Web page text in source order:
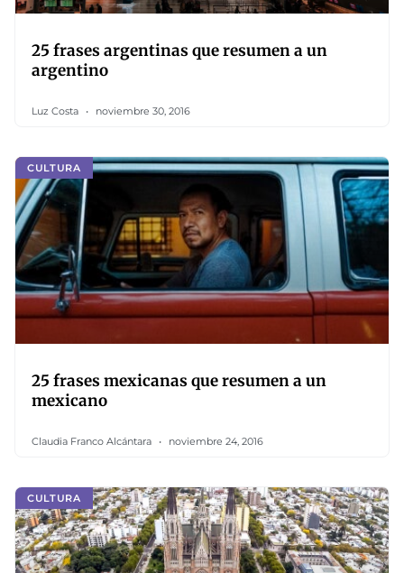
25 frases argentinas que resumen a un
argentino
Luz Costa noviembre 30, 2016
CULTURA
25 frases mexicanas que resumen a un
mexicano
Claudia Franco Alcántara noviembre 24, 2016
CULTURA